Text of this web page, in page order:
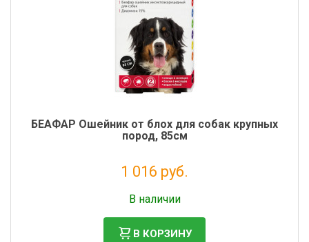
БЕАФАР Ошейник от блох для собак крупных
пород, 85см
1 016 руб.
В наличии
В КОРЗИНУ